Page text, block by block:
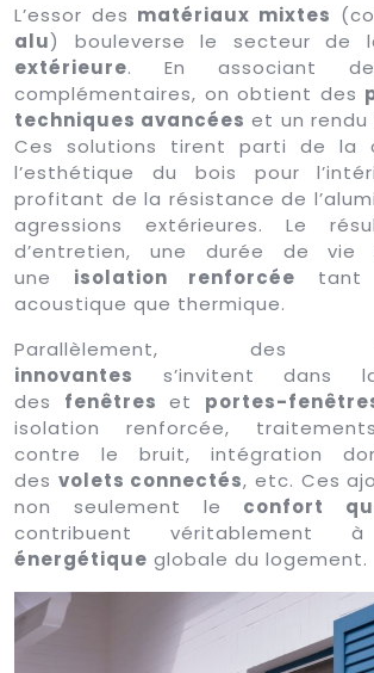
L’essor des matériaux mixtes
alu) bouleverse le secteur de
extérieure. En associant
complémentaires, on obtient des
techniques avancées et un rendu
Ces solutions tirent parti de la
l’esthétique du bois pour
profitant de la résistance de
agressions extérieures. Le
d’entretien, une durée de vie
une isolation renforcée tant
acoustique que thermique.
Parallèlement, des
innovantes s’invitent dans
des fenêtres et portes-
isolation renforcée,
contre le bruit, intégration
des volets connectés, etc. Ces
non seulement le confort
contribuent véritablement
énergétique globale du logement.